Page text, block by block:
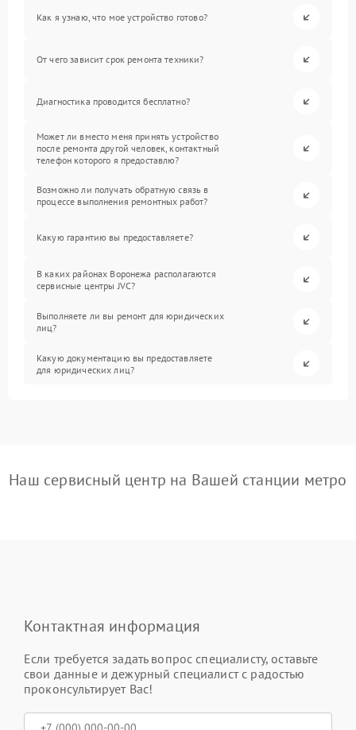
Как я узнаю, что мое устройство готово?
От чего зависит срок ремонта техники?
Диагностика проводится бесплатно?
Может ли вместо меня принять устройство
после ремонта другой человек, контактный
телефон которого я предоставлю?
Возможно ли получать обратную связь в
процессе выполнения ремонтных работ?
Какую гарантию вы предоставляете?
В каких районах Воронежа располагаются
сервисные центры JVC?
Выполняете ли вы ремонт для юридических
лиц?
Какую документацию вы предоставляете
для юридических лиц?
Наш сервисный центр на Вашей станции метро
Контактная информация
Если требуется задать вопрос специалисту, оставьте
свои данные и дежурный специалист с радостью
проконсультирует Вас!